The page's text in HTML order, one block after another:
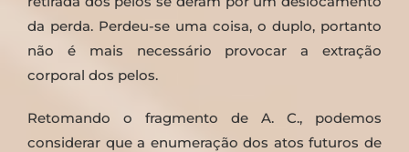
da perda. Perdeu-se uma coisa, o duplo, portanto
não é mais necessário provocar a extração
corporal dos pelos.
Retomando o fragmento de A. C., podemos
considerar que a enumeração dos atos futuros de